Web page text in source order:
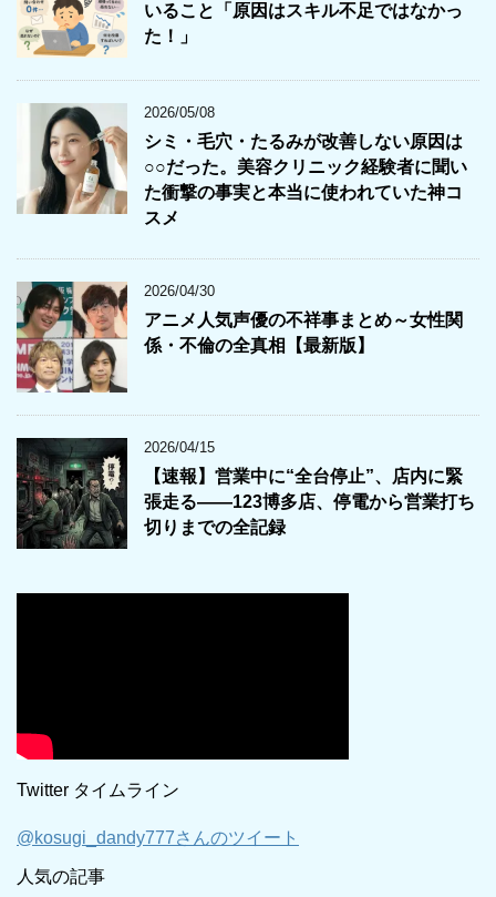
いること「原因はスキル不足ではなかっ
た！」
2026/05/08
シミ・毛穴・たるみが改善しない原因は
○○だった。美容クリニック経験者に聞い
た衝撃の事実と本当に使われていた神コ
スメ
2026/04/30
アニメ人気声優の不祥事まとめ～女性関
係・不倫の全真相【最新版】
2026/04/15
【速報】営業中に“全台停止”、店内に緊
張走る――123博多店、停電から営業打ち
切りまでの全記録
Twitter タイムライン
@kosugi_dandy777さんのツイート
人気の記事